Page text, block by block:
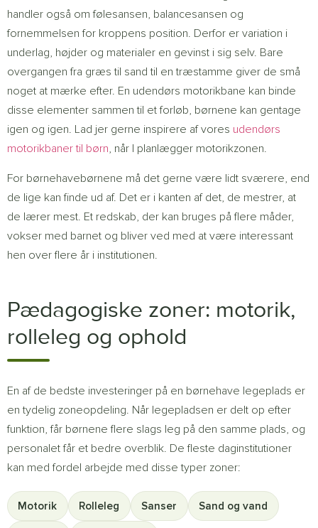
handler også om følesansen, balancesansen og
fornemmelsen for kroppens position. Derfor er variation i
underlag, højder og materialer en gevinst i sig selv. Bare
overgangen fra græs til sand til en træstamme giver de små
noget at mærke efter. En udendørs motorikbane kan binde
disse elementer sammen til et forløb, børnene kan gentage
igen og igen. Lad jer gerne inspirere af vores udendørs
motorikbaner til børn, når I planlægger motorikzonen.
For børnehavebørnene må det gerne være lidt sværere, end
de lige kan finde ud af. Det er i kanten af det, de mestrer, at
de lærer mest. Et redskab, der kan bruges på flere måder,
vokser med barnet og bliver ved med at være interessant
hen over flere år i institutionen.
Pædagogiske zoner: motorik,
rolleleg og ophold
En af de bedste investeringer på en børnehave legeplads er
en tydelig zoneopdeling. Når legepladsen er delt op efter
funktion, får børnene flere slags leg på den samme plads, og
personalet får et bedre overblik. De fleste daginstitutioner
kan med fordel arbejde med disse typer zoner:
Motorik Rolleleg Sanser Sand og vand